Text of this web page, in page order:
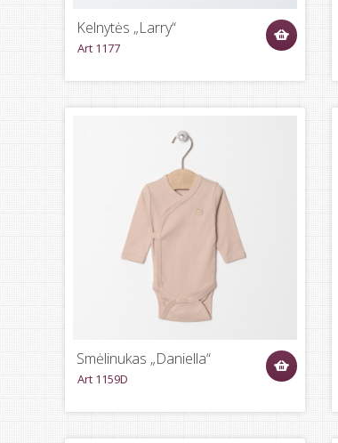
Kelnytės „Larry“
Art 1177
Smėlinukas „Daniella“
Art 1159D